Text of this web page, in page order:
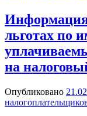
Информация
льготах по
на
Опубликовано